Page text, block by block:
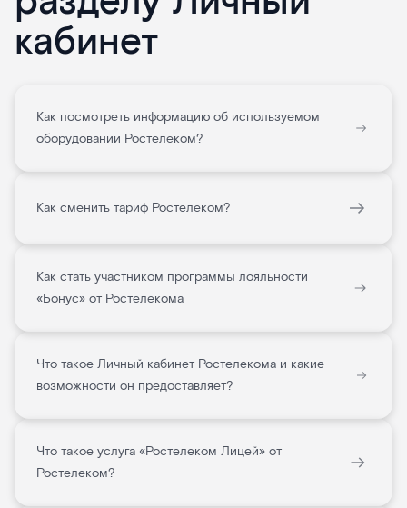
кабинет
Как посмотреть информацию об используемом
оборудовании Ростелеком?
Как сменить тариф Ростелеком?
Как стать участником программы лояльности
«Бонус» от Ростелекома
Что такое Личный кабинет Ростелекома и какие
возможности он предоставляет?
Что такое услуга «Ростелеком Лицей» от
Ростелеком?